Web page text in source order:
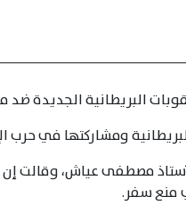
البريطانية الجديدة
ومشاركتها في حرب
مصطفى عياش، وقالت
منع سفر.